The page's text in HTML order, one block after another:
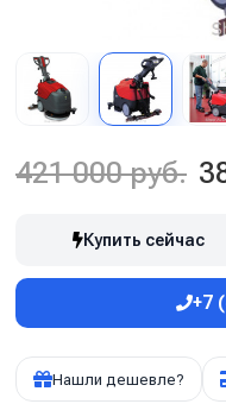
421 000 руб.
Купить сейчас
+7
Нашли дешевле?